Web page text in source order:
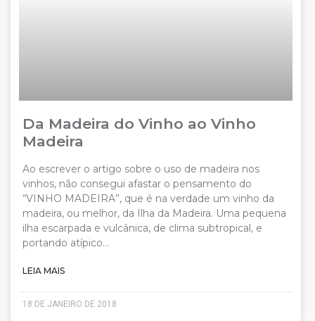
Da Madeira do Vinho ao Vinho
Madeira
Ao escrever o artigo sobre o uso de madeira nos
vinhos, não consegui afastar o pensamento do
“VINHO MADEIRA”, que é na verdade um vinho da
madeira, ou melhor, da Ilha da Madeira. Uma pequena
ilha escarpada e vulcânica, de clima subtropical, e
portando atípico…
LEIA MAIS
18 DE JANEIRO DE 2018